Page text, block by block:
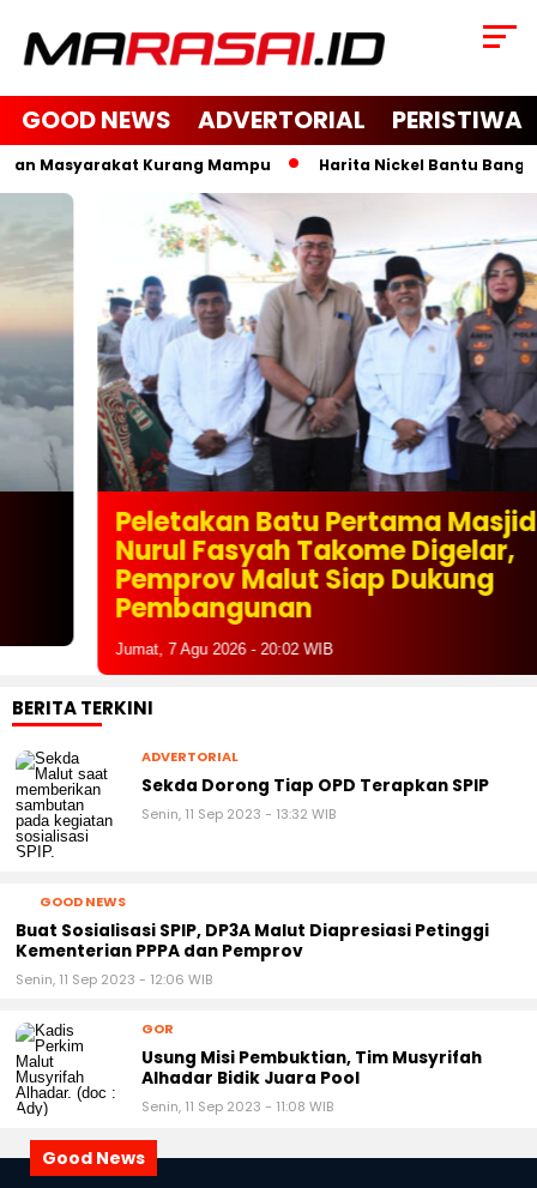
GOOD NEWS ADVERTORIAL PERISTIWA
Masyarakat Kurang Mampu Harita Nickel Bantu Bangun
Peletakan Batu Pertama Masjid
Nurul Fasyah Takome Digelar,
Pemprov Malut Siap Dukung
Pembangunan
Jumat, 7 Agu 2026 - 20:02 WIB
BERITA TERKINI
ADVERTORIAL
Sekda Dorong Tiap OPD Terapkan SPIP
Senin, 11 Sep 2023 - 13:32 WIB
GOOD NEWS
Buat Sosialisasi SPIP, DP3A Malut Diapresiasi Petinggi
Kementerian PPPA dan Pemprov
Senin, 11 Sep 2023 - 12:06 WIB
GOR
Usung Misi Pembuktian, Tim Musyrifah
Alhadar Bidik Juara Pool
Senin, 11 Sep 2023 - 11:08 WIB
Good News